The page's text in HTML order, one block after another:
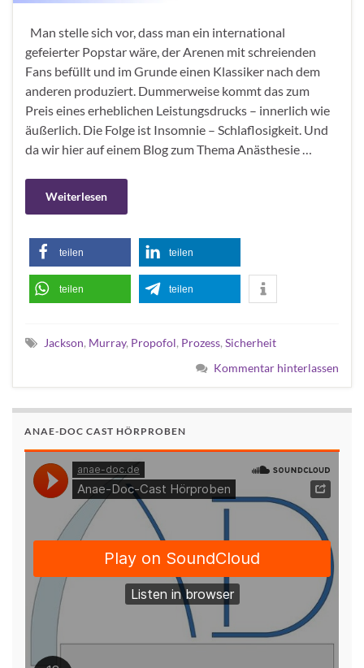
Man stelle sich vor, dass man ein international
gefeierter Popstar wäre, der Arenen mit schreienden
Fans befüllt und im Grunde einen Klassiker nach dem
anderen produziert. Dummerweise kommt das zum
Preis eines erheblichen Leistungsdrucks – innerlich wie
äußerlich. Die Folge ist Insomnie – Schlaflosigkeit. Und
da wir hier auf einem Blog zum Thema Anästhesie …
Weiterlesen
teilen teilen
teilen teilen
Jackson, Murray, Propofol, Prozess, Sicherheit
Kommentar hinterlassen
ANAE-DOC CAST HÖRPROBEN